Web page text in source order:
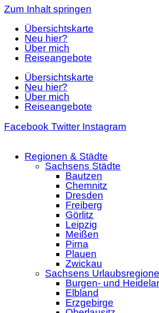
Zum Inhalt springen
Übersichtskarte
Neu hier?
Über mich
Reiseangebote
Übersichtskarte
Neu hier?
Über mich
Reiseangebote
Facebook Twitter Instagram
Regionen & Städte
Sachsens Städte
Bautzen
Chemnitz
Dresden
Freiberg
Görlitz
Leipzig
Meißen
Pirna
Plauen
Zwickau
Sachsens
Burgen- und
Elbland
Erzgebirge